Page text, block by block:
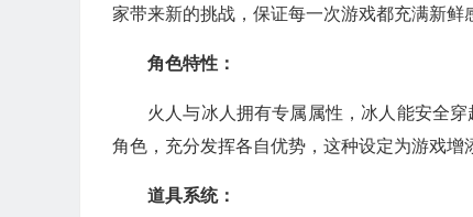
家带来新的挑战，保证每一次游戏都充满新鲜
角色特性：
火人与冰人拥有专属属性，冰人能安全
角色，充分发挥各自优势，这种设定为游戏增
道具系统：